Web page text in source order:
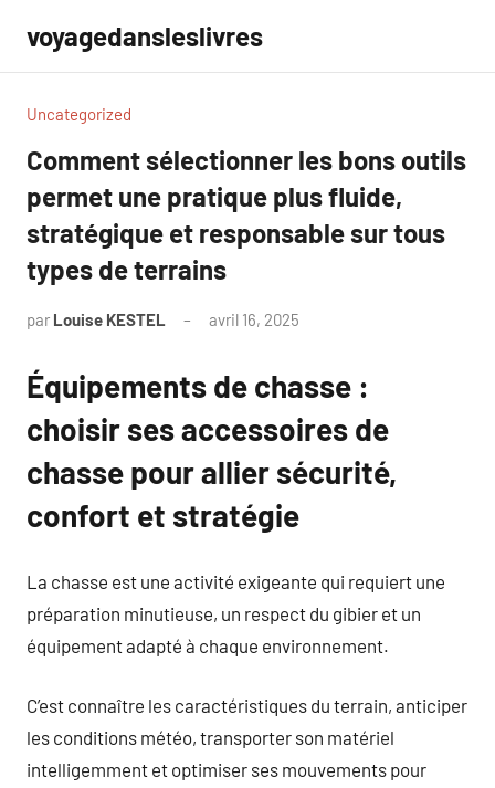
contenu
voyagedansleslivres
Uncategorized
Comment sélectionner les bons outils
permet une pratique plus fluide,
stratégique et responsable sur tous
types de terrains
par Louise KESTEL avril 16, 2025
Équipements de chasse :
choisir ses accessoires de
chasse pour allier sécurité,
confort et stratégie
La chasse est une activité exigeante qui requiert une
préparation minutieuse, un respect du gibier et un
équipement adapté à chaque environnement.
C’est connaître les caractéristiques du terrain, anticiper
les conditions météo, transporter son matériel
intelligemment et optimiser ses mouvements pour